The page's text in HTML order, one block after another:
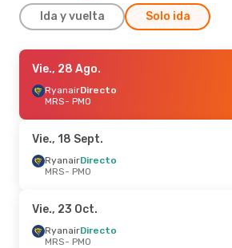
Ida y vuelta Solo ida
Lun., 12 Oct.
RyanairDirecto
MRS- PMO
PMO- MRS
Mar., 1 Sept.- Lun., 7 Sept.
RyanairDirecto
PMO- MRS
Vie., 28 Ago.
RyanairDirecto
MRS- PMO
Vie., 18 Sept.
RyanairDirecto
MRS- PMO
Vie., 23 Oct.
RyanairDirecto
MRS- PMO